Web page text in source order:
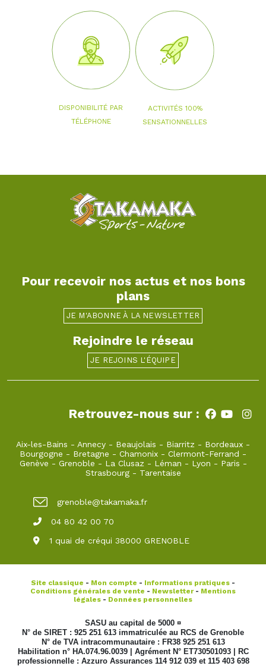
DISPONIBILITÉ PAR
TÉLÉPHONE
ACTIVITÉS 100%
SENSATIONNELLES
Pour recevoir nos actus et nos bons
plans
JE M'ABONNE À LA NEWSLETTER
Rejoindre le réseau
JE REJOINS L'ÉQUIPE
Retrouvez-nous sur :
Aix-les-Bains - Annecy - Beaujolais - Biarritz - Bordeaux -
Bourgogne - Bretagne - Chamonix - Clermont-Ferrand -
Genève - Grenoble - La Clusaz - Léman - Lyon - Paris -
Strasbourg- Tarentaise
grenoble@takamaka.fr
04 80 42 00 70
1 quai de créqui 38000 GRENOBLE
Site classique - Mon compte - Informations pratiques -
Conditions générales de vente - Newsletter- Mentions
légales - Données personnelles
SASU au capital de 5000 ¤
N° de SIRET : 925 251 613 immatriculée au RCS de Grenoble
N° de TVA intracommunautaire : FR38 925 251 613
Habilitation n° HA.074.96.0039 | Agrément N° ET730501093 | RC
professionnelle : Azzuro Assurances 114 912 039 et 115 403 698